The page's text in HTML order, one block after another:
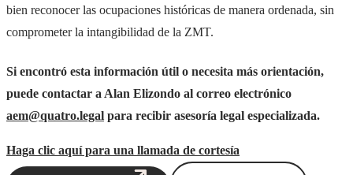
bien reconocer las ocupaciones históricas de manera ordenada, sin
comprometer la intangibilidad de la ZMT.
Si encontró esta información útil o necesita más orientación,
puede contactar a Alan Elizondo al correo electrónico
aem@quatro.legal para recibir asesoría legal especializada.
Haga clic aquí para una llamada de cortesía